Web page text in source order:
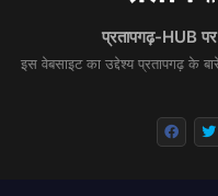
प्रतापगढ़-HUB पर
इस वेबसाइट का उद्देश्य प्रतापगढ़ के